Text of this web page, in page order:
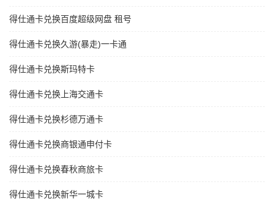
得仕通卡兑换百度超级网盘 租号
得仕通卡兑换久游(暴走)一卡通
得仕通卡兑换斯玛特卡
得仕通卡兑换上海交通卡
得仕通卡兑换杉德万通卡
得仕通卡兑换商银通申付卡
得仕通卡兑换春秋商旅卡
得仕通卡兑换新华一城卡